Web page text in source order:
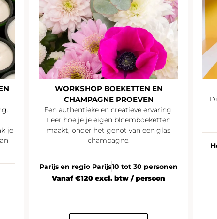
je
WORKSHOP BOEKETTEN EN
CHAMPAGNE PROEVEN
Een authentieke en creatieve ervaring.
Leer hoe je je eigen bloemboeketten
maakt, onder het genot van een glas
champagne.
Parijs en regio Parijs10 tot 30 personen
Vanaf €120 excl. btw / persoon